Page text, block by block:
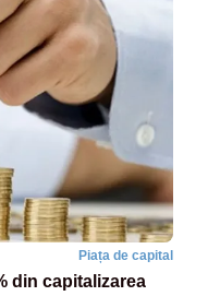
Piața de capital
din capitalizarea